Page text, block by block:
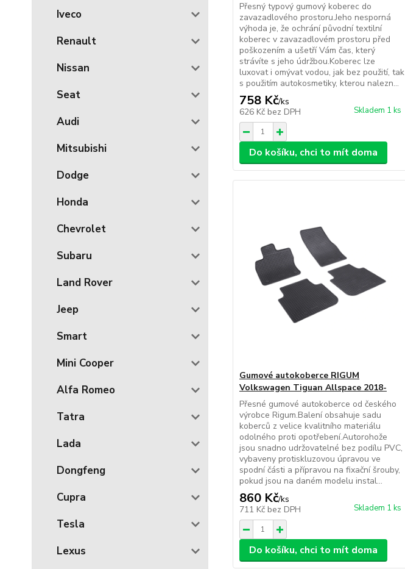
Iveco
Renault
Nissan
Seat
Audi
Mitsubishi
Dodge
Honda
Chevrolet
Subaru
Land Rover
Jeep
Smart
Mini Cooper
Alfa Romeo
Tatra
Lada
Dongfeng
Cupra
Tesla
Lexus
Přesný typový gumový koberec do
zavazadlového prostoru.Jeho nesporná
výhoda je, že ochrání původní textilní
koberec v zavazadlovém prostoru před
poškozením a ušetří Vám čas, který
strávíte s jeho údržbou.Koberec lze
luxovat i omývat vodou, jak bez použití, tak
s použitím autokosmetiky, kterou nalezn...
758 Kč/ks
626 Kč bez DPH Skladem 1 ks
Do košíku, chci to mít doma
Gumové autokoberce RIGUM
Volkswagen Tiguan Allspace 2018-
Přesné gumové autokoberce od českého
výrobce Rigum.Balení obsahuje sadu
koberců z velice kvalitního materiálu
odolného proti opotřebení.Autorohože
jsou snadno udržovatelné bez podílu PVC,
vybaveny protiskluzovou úpravou ve
spodní části a přípravou na fixační šrouby,
pokud jsou na daném modelu instal...
860 Kč/ks
711 Kč bez DPH Skladem 1 ks
Do košíku, chci to mít doma